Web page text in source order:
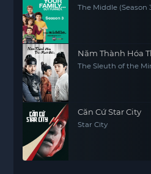
The Middle (Season
Năm Thành Hóa
The Sleuth of the
Căn Cứ Star City
Star City